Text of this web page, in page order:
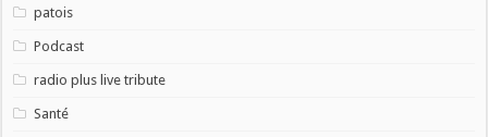
patois
Podcast
radio plus live tribute
Santé